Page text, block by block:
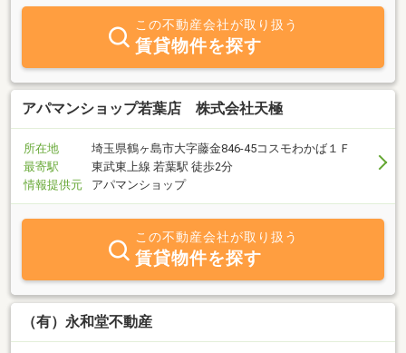
パートやマンションの他に駐車場も多数ご用意しておりますので、
ご相談・ご質問などお気軽にスタッフにお聞き下さい。皆様のお役
に立てるご提案をさせていただきます。明るい店内・明るいスタッ
フが皆様のお部屋探しをサポートいたします！！
この不動産会社が取り扱う
賃貸物件を探す
アパマンショップ若葉店 株式会社天極
所在地
埼玉県鶴ヶ島市大字藤金846-45コスモわかば１Ｆ
最寄駅
東武東上線 若葉駅 徒歩2分
情報提供元
アパマンショップ
この不動産会社が取り扱う
賃貸物件を探す
（有）永和堂不動産